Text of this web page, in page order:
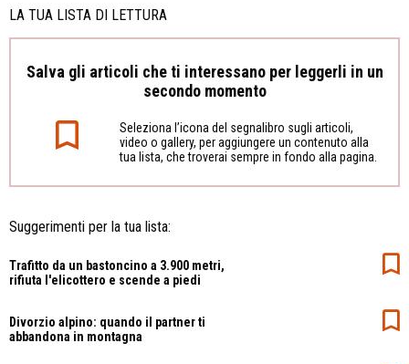
LA TUA LISTA DI LETTURA
Salva gli articoli che ti interessano per leggerli in un
secondo momento
Seleziona l’icona del segnalibro sugli articoli,
video o gallery, per aggiungere un contenuto alla
tua lista, che troverai sempre in fondo alla pagina.
Suggerimenti per la tua lista:
Trafitto da un bastoncino a 3.900 metri,
rifiuta l'elicottero e scende a piedi
Divorzio alpino: quando il partner ti
abbandona in montagna